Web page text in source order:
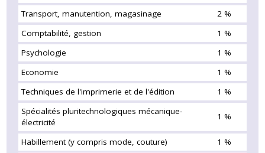
Transport, manutention, magasinage
2 %
Comptabilité, gestion
1 %
Psychologie
1 %
Economie
1 %
Techniques de l'imprimerie et de l'édition
1 %
Spécialités pluritechnologiques mécanique-
électricité
1 %
Habillement (y compris mode, couture)
1 %